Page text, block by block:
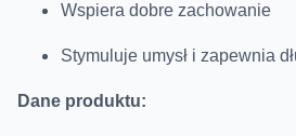
Wspiera dobre zachowanie
Stymuluje umysł i zapewnia
Dane produktu: